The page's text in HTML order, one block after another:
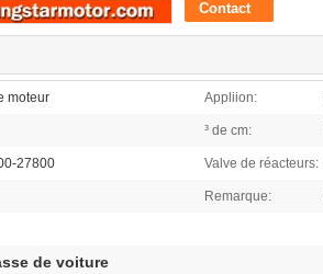
Contact
moteur Appliion:
³ de cm:
27800 Valve de réacteurs:
Remarque:
de voiture